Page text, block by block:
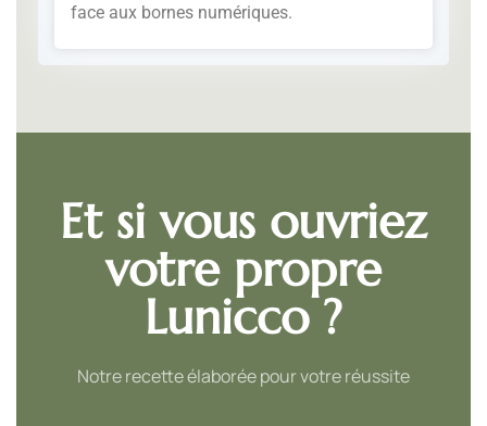
face aux bornes numériques.
Et si vous ouvriez
votre propre
Lunicco ?
Notre recette élaborée pour votre réussite